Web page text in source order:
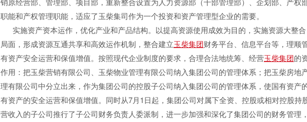
职能和产权管理职能，适应了玉柴集司作为一个投资和资产管理型企业的需要。
实施资产资本运作，优化产业和产品结构。以提高资源使用成效为目的，实施资源大整
局面，形成资源互通共享和高效运作机制，整合建立玉柴集团财务平台、信息平台等，理顺
有资产安全运营和保值增值。按照现代企业制度的要求，合理合法地统筹、经营玉柴集团的
作用：把玉柴营销有限公司、玉柴物业管理有限公司纳入集团公司的管理体系；把玉柴房地
理有限公司中分立出来，作为集团公司的控股子公司纳入集团公司的管理体系，使国有资产
有资产的安全运营和保值增值。同时从7月1日起，集团公司对属下全资、控股或相对控股持
营收入的子公司推行了子公司财务负责人委派制，进一步加强和深化了集团公司的财务管理